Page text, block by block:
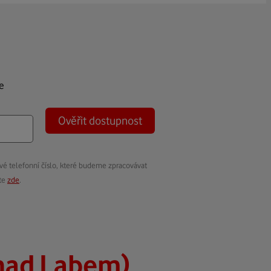
Ověřit dostupnost
telefonní číslo, které budeme zpracovávat
zde